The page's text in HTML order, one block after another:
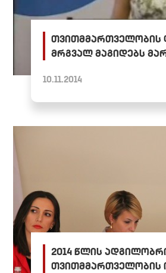
თვითმმართველობის
მრგვალ მაგიდებს
10.11.2014
2014 წლის
თვითმმართველობის